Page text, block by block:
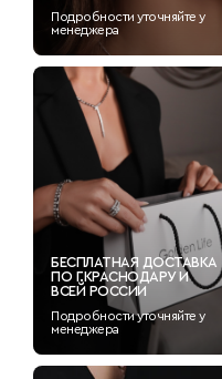
Подробности уточняйте у
менеджера
БЕСПЛАТНАЯ ДОСТАВКА
ПО Г.КРАСНОДАРУ И
ВСЕЙ РОССИИ
Подробности уточняйте у
менеджера